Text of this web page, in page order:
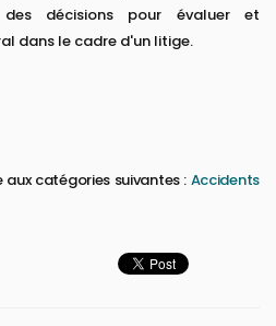
décisions pour évaluer et
dans le cadre d'un litige.
catégories suivantes : Accidents